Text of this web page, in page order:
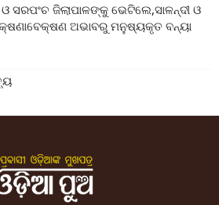
ଜିଲାପାଳଙ୍କୁ ଭେଟିଲେ,ସାଳନ୍ଦୀ ଓ
ଅଭାବରୁ ମନୁଷ୍ୟକୃତ ବନ୍ୟା